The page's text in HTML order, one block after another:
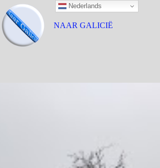
NAAR GALICIË
Nederlands